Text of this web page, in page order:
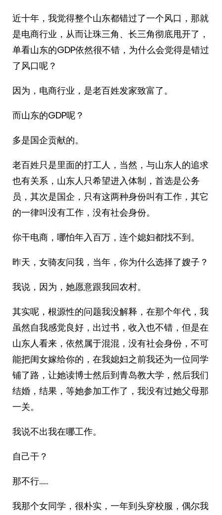
近十年，我觉得整个山东都错过了一个风口，那就
是电商行业，从而让珠三角、长三角彻底甩开了，
单看山东的GDP依然很不错，为什么会觉得是错过
了风口呢？
因为，电商行业，是老百姓发家致富了。
而山东的GDP呢？
多是国企贡献的。
老百姓只是里面的打工人，当然，与山东人的追求
也有关系，山东人只希望进入体制，首选是公务
员，其次是国企，只有这两种身份叫有工作，其它
的一律叫没有工作，没有社会身份。
你干电商，哪怕年入百万，连个媳妇都找不到。
昨天，女骑友问我，当年，你为什么选择了嫂子？
我说，因为，她愿意跟我回农村。
其实呢，根源性的问题我没解释，在那个年代，我
虽然自我感觉良好，出过书，收入也不错，但是在
山东人看来，依然属于混混，没有社会身份，不可
能把闺女嫁给你的，在我媳妇之前我还为一位同学
铺了路，让她读博士然后到青岛教大学，然后我们
结婚，结果，等她参加工作了，我没有过她父母那
一关。
我说不出我在哪工作。
自己干？
那不行……
我那个女同学，很朴实，一年到头穿校服，偶尔我